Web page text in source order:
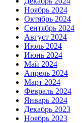
Ноябрь 2024
Октябрь 2024
Сентябрь 2024
Август 2024
Июль 2024
Июнь 2024
Май 2024
Апрель 2024
Март 2024
Февраль 2024
Январь 2024
Декабрь 2023
Ноябрь 2023